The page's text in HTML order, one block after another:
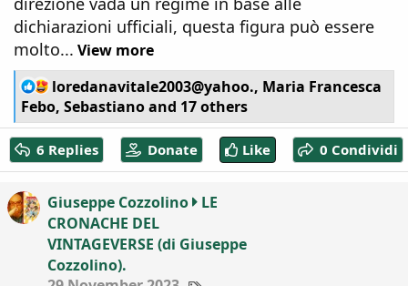
dichiarazioni ufficiali, questa figura può essere
molto... View more
R
e
a
c
t
i
n
s
:
loredanavitale2003@yahoo., Maria Francesca
Febo, Sebastianoand 17 others
6 Replies Donate Like 0 Condividi
Giuseppe Cozzolino
LE
CRONACHE DEL
VINTAGEVERSE (di Giuseppe
Cozzolino).